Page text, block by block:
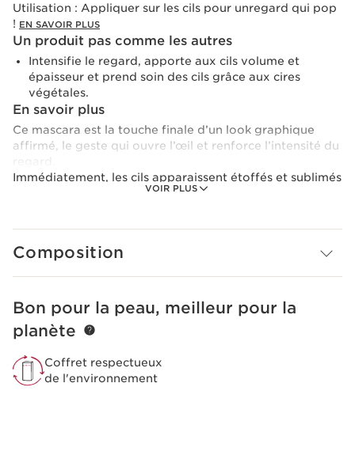
VOIR PLUS
Utilisation : Appliquer sur les cils pour unregard qui pop
! EN SAVOIR PLUS
Un produit pas comme les autres
Intensifie le regard, apporte aux cils volume et
épaisseur et prend soin des cils grâce aux cires
végétales.
En savoir plus
Ce mascara est la touche finale d’un look graphique
affirmé, le geste qui ouvre l’œil et renforce l’intensité du
Immédiatement, les cils apparaissent étoffés et sublimés
grâce à l’action combinée d’une couleur ultra-
cils nus s’épaississent grâce au complexe soin « Boosteur
nus après 4 semaines d’utilisation – 30 femmes.
Le plus Clarins
Double effet volume maquillage et soin
Composition
ALLER AU CONTENU
Bon pour la peau, meilleur pour la
planète
Coffret respectueux
de l'environnement